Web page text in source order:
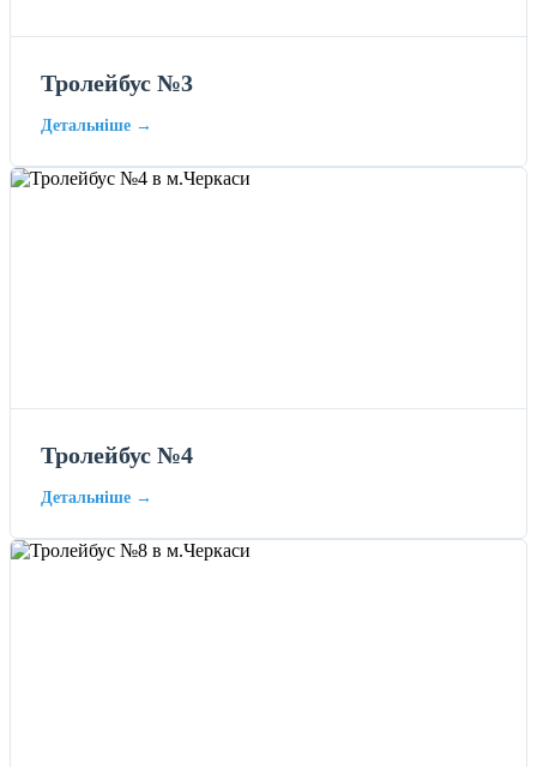
Тролейбус №3
Детальніше →
Тролейбус №4
Детальніше →